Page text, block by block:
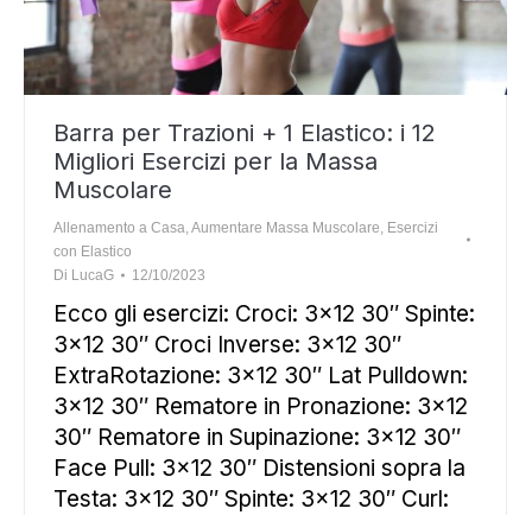
Barra per Trazioni + 1 Elastico: i 12
Migliori Esercizi per la Massa
Muscolare
Allenamento a Casa,Aumentare Massa Muscolare, Esercizi
con Elastico
Di LucaG 12/10/2023
Ecco gli esercizi: Croci: 3×12 30″ Spinte:
3×12 30″ Croci Inverse: 3×12 30″
ExtraRotazione: 3×12 30″ Lat Pulldown:
3×12 30″ Rematore in Pronazione: 3×12
30″ Rematore in Supinazione: 3×12 30″
Face Pull: 3×12 30″ Distensioni sopra la
Testa: 3×12 30″ Spinte: 3×12 30″ Curl: